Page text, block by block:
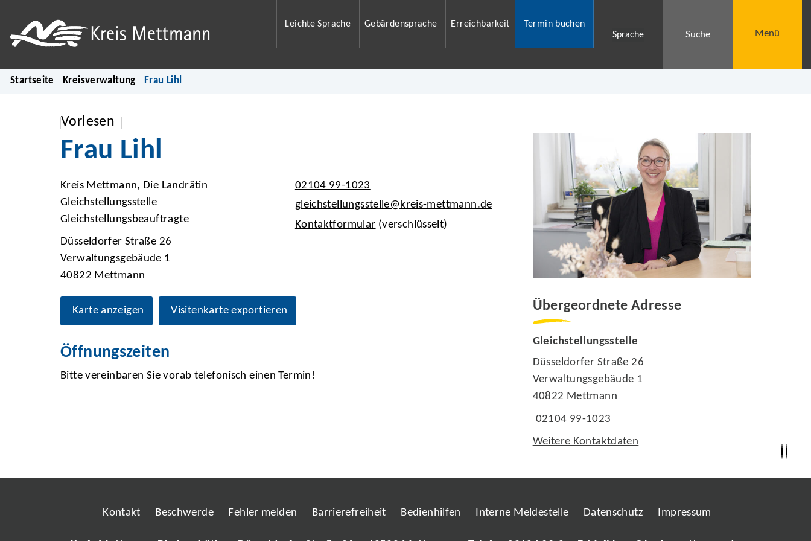
Leichte Sprache Gebärdensprache Erreichbarkeit
Termin buchen
Sprache
Suche Menü
Startseite Kreisverwaltung Frau Lihl
Vorlesen
Frau Lihl
Kreis Mettmann, Die Landrätin
Gleichstellungsstelle
Gleichstellungsbeauftragte
Düsseldorfer Straße 26
Verwaltungsgebäude 1
40822 Mettmann
02104 99-1023
gleichstellungsstelle@kreis-mettmann.de
Kontaktformular (verschlüsselt)
Karte anzeigen Visitenkarte exportieren
Öffnungszeiten
Bitte vereinbaren Sie vorab telefonisch einen Termin!
Übergeordnete Adresse
Gleichstellungsstelle
Düsseldorfer Straße 26
Verwaltungsgebäude 1
40822 Mettmann
02104 99-1023
Weitere Kontaktdaten
Kontakt Beschwerde Fehler melden Barrierefreiheit Bedienhilfen Interne Meldestelle Datenschutz Impressum